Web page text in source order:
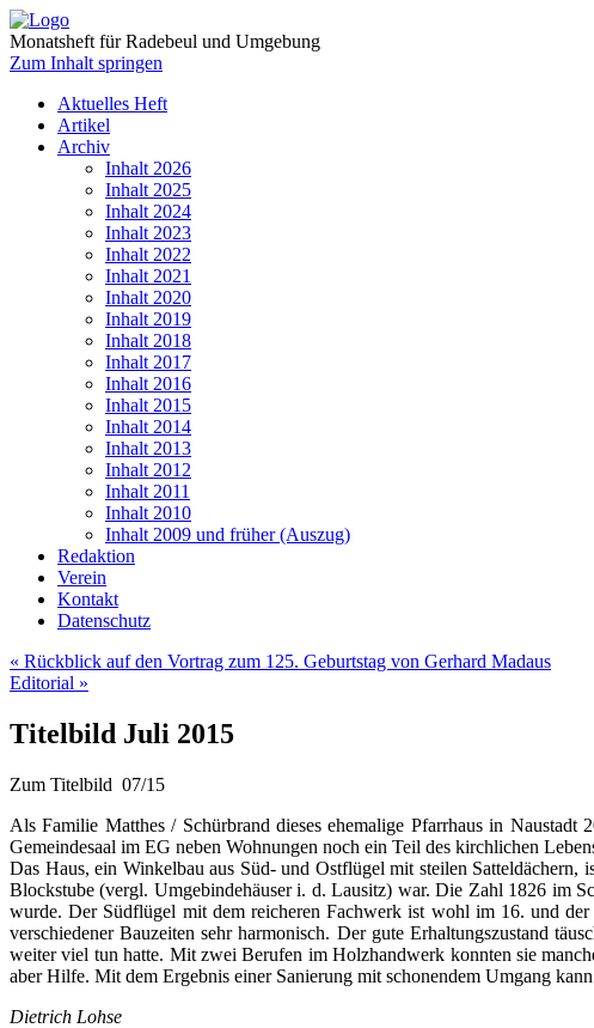
Monatsheft für Radebeul und Umgebung
Zum Inhalt springen
Aktuelles Heft
Artikel
Archiv
Inhalt 2026
Inhalt 2025
Inhalt 2024
Inhalt 2023
Inhalt 2022
Inhalt 2021
Inhalt 2020
Inhalt 2019
Inhalt 2018
Inhalt 2017
Inhalt 2016
Inhalt 2015
Inhalt 2014
Inhalt 2013
Inhalt 2012
Inhalt 2011
Inhalt 2010
Inhalt 2009 und früher (Auszug)
Redaktion
Verein
Kontakt
Datenschutz
« Rückblick auf den Vortrag zum 125. Geburtstag von Gerhard Madaus
Editorial »
Titelbild Juli 2015
Zum Titelbild 07/15
Als Familie Matthes / Schürbrand dieses ehemalige Pfarrhaus in
Gemeindesaal im EG neben Wohnungen noch ein Teil des kirchlichen
Das Haus, ein Winkelbau aus Süd- und Ostflügel mit steilen
Blockstube (vergl. Umgebindehäuser i. d. Lausitz) war. Die Zahl 1826 im
wurde. Der Südflügel mit dem reicheren Fachwerk ist wohl im 16. und
verschiedener Bauzeiten sehr harmonisch. Der gute Erhaltungszustand
weiter viel tun hatte. Mit zwei Berufen im Holzhandwerk konnten sie
aber Hilfe. Mit dem Ergebnis einer Sanierung mit schonendem Umgang
Dietrich Lohse